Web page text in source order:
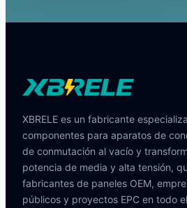
XBRELE es un fabricante
componentes para aparatos de
de conmutación al vacío y
potencia de media y alta tensión,
fabricantes de paneles OEM,
públicos y proyectos EPC en todo